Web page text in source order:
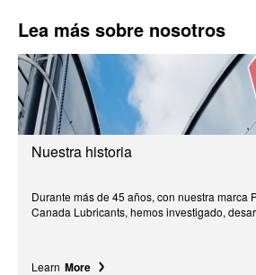
Lea más sobre nosotros
Nuestra historia
Durante más de 45 años, con nuestra marca
Canada Lubricants, hemos investigado,
Learn More